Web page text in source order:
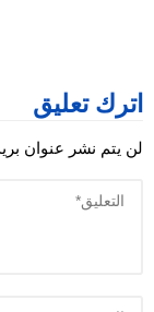
اترك تعليق
لن يتم نشر عنوان